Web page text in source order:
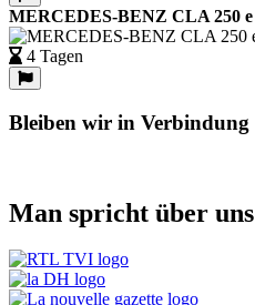
MERCEDES-BENZ CLA 250 e
4 Tagen
Bleiben wir in Verbindung
Man spricht über uns